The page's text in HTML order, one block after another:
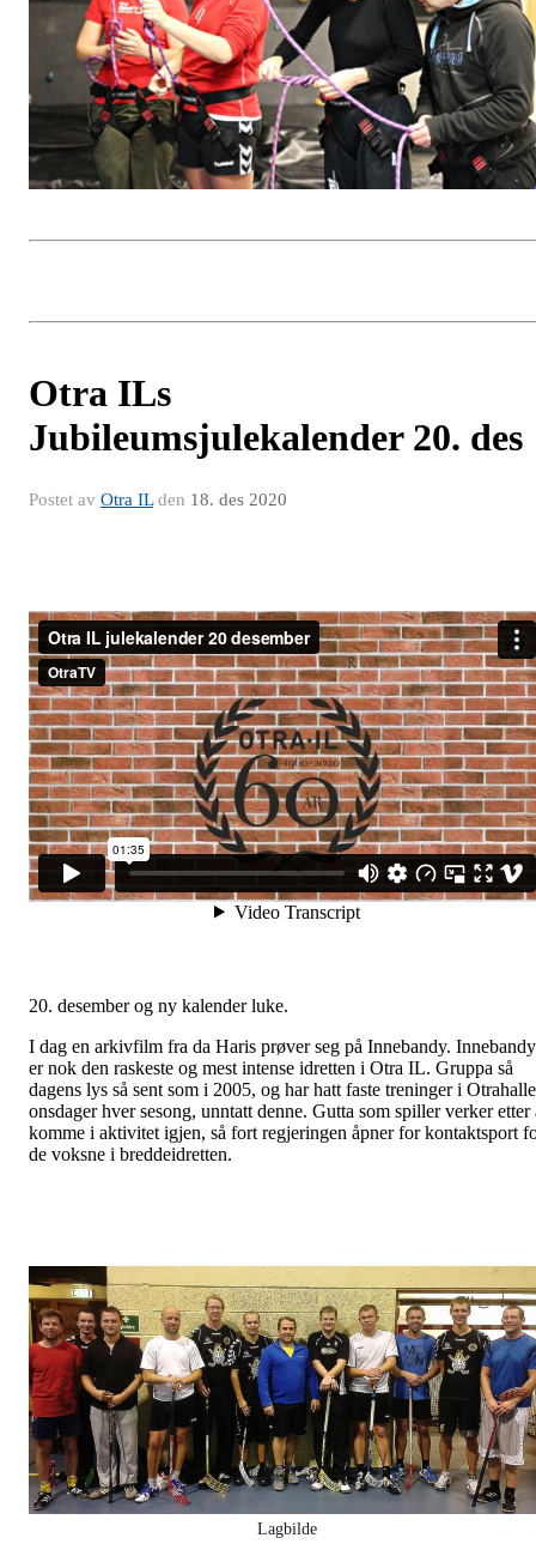
Otra ILs
Jubileumsjulekalender 20. des
Postet av Otra ILden 18. des 2020
20. desember og ny kalender luke.
I dag en arkivfilm fra da Haris prøver seg på Innebandy. Innebandy
er nok den raskeste og mest intense idretten i Otra IL. Gruppa så
dagens lys så sent som i 2005, og har hatt faste treninger i
onsdager hver sesong, unntatt denne. Gutta som spiller verker etter
komme i aktivitet igjen, så fort regjeringen åpner for kontaktsport
de voksne i breddeidretten.
Lagbilde